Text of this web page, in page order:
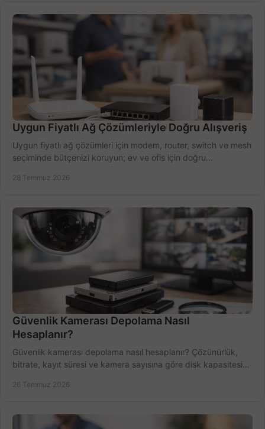
Uygun Fiyatlı Ağ Çözümleriyle Doğru Alışveriş
Uygun fiyatlı ağ çözümleri için modem, router, switch ve mesh
seçiminde bütçenizi koruyun; ev ve ofis için doğru
28 Temmuz 2026
Güvenlik Kamerası Depolama Nasıl
Hesaplanır?
Güvenlik kamerası depolama nasıl hesaplanır? Çözünürlük,
bitrate, kayıt süresi ve kamera sayısına göre disk kapasitesini
26 Temmuz 2026